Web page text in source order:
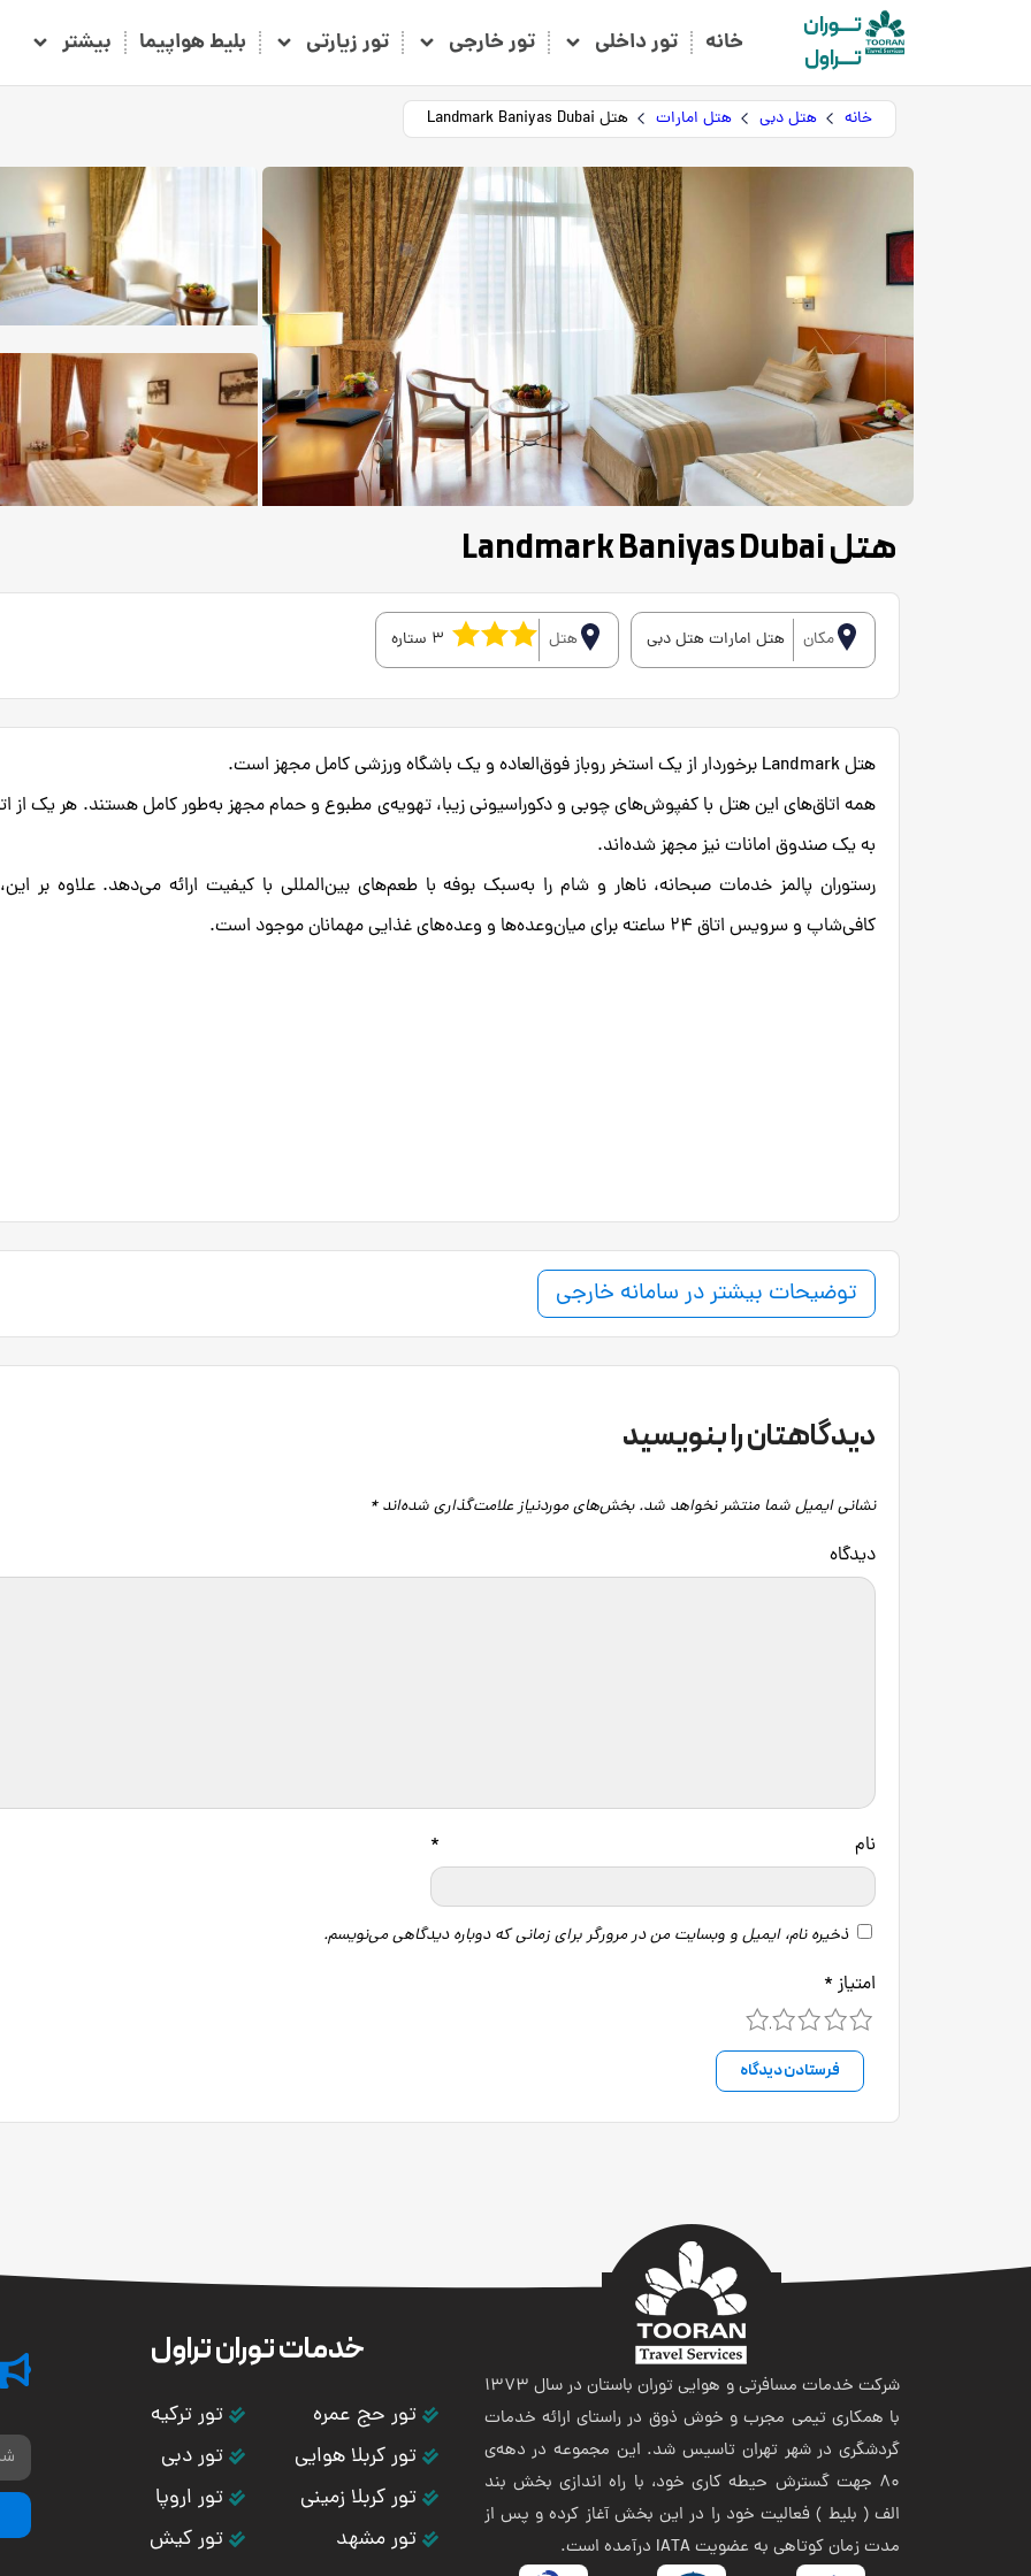
تـــوران
تـــراول
خانه تور داخلی تور خارجی تور زیارتی بلیط هواپیما بیشتر
خانه هتل دبی هتل امارات هتل Landmark Baniyas Dubai
هتل Landmark Baniyas Dubai
مکان هتل امارات هتل دبی هتل 3 ستاره
هتل Landmark برخوردار از یک استخر روباز فوق‌العاده و یک باشگاه ورزشی کامل مجهز است.
همه اتاق‌های این هتل با کفپوش‌های چوبی و دکوراسیونی زیبا، تهویه‌ی مطبوع و حمام مجهز به‌طور کامل هستند. هر یک از
به یک صندوق امانات نیز مجهز شده‌اند.
رستوران پالمز خدمات صبحانه، ناهار و شام را به‌سبک بوفه با طعم‌های بین‌المللی با کیفیت ارائه می‌دهد. علاوه بر
کافی‌شاپ و سرویس اتاق ۲۴ ساعته برای میان‌وعده‌ها و وعده‌های غذایی مهمانان موجود است.
توضیحات بیشتر در سامانه خارجی
دیدگاهتان را بنویسید
نشانی ایمیل شما منتشر نخواهد شد. بخش‌های موردنیاز علامت‌گذاری شده‌اند*
نام *
ذخیره نام، ایمیل و وبسایت من در مرورگر برای زمانی که دوباره دیدگاهی می‌نویسم.
امتیاز *
4 3 2 1
شرکت خدمات مسافرتی و هوایی توران باستان در سال 1373
با همکاری تیمی مجرب و خوش ذوق در راستای ارائه خدمات
گردشگری در شهر تهران تاسیس شد. این مجموعه در دهه‌ی
80 جهت گسترش حیطه کاری خود، با راه اندازی بخش بند
الف ( بلیط ) فعالیت خود را در این بخش آغاز کرده و پس از
مدت زمان کوتاهی به عضویت IATA درآمده است.
خدمات توران تراول
تور حج عمره
تور کربلا هوایی
تور کربلا زمینی
تور مشهد
تور ترکیه
تور دبی
تور اروپا
تور کیش